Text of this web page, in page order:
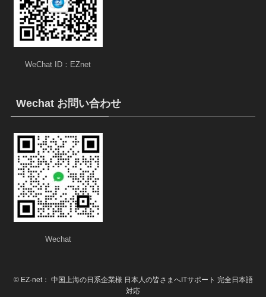
WeChat ID：EZnet
Wechat お問い合わせ
Wechat
©EZ-net： 中国上海の日系企業様 日本人の皆さまへITサポート 完全日本語
対応